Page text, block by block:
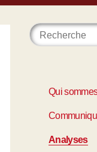
Qui
Analyses